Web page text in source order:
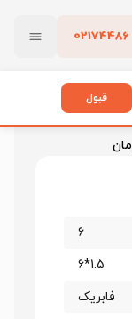
02174486
پاک کردن
ورق سیاه فابریک فولاد مبارکه st37 ضخامت
6
1.5*6
فابریک
قبول